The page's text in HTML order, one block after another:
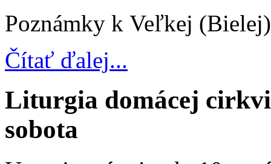
Poznámky k Veľkej
Čítať ďalej...
Liturgia domácej
sobota